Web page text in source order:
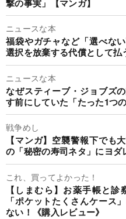
撃の事実」【マンガ】
ニュースな本
福袋やガチャなど「選べな
選択を放棄する代償として払
ニュースな本
なぜスティーブ・ジョブズ
す前にしていた「たった1つの
戦争めし
【マンガ】空襲警報下でも
の「秘密の寿司ネタ」にヨダ
これ、買ってよかった！
【しまむら】お薬手帳と
「ポケットたくさんケース
ない！《購入レビュー》